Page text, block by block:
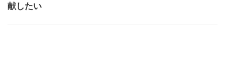
献したい